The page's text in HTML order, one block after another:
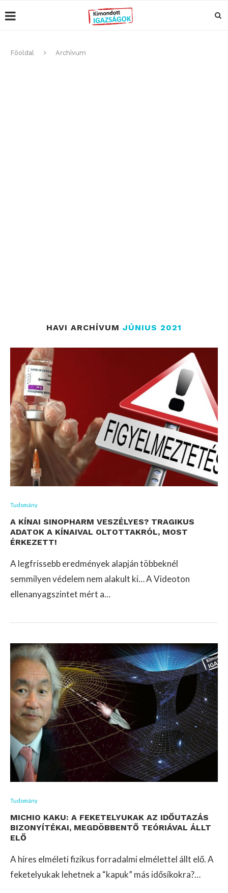
Főoldal Archívum
HAVI ARCHÍVUM JÚNIUS 2021
Tudomány
A KÍNAI SINOPHARM VESZÉLYES? TRAGIKUS
ADATOK A KÍNAIVAL OLTOTTAKRÓL, MOST
ÉRKEZETT!
A legfrissebb eredmények alapján többeknél
semmilyen védelem nem alakult ki… A Videoton
ellenanyagszintet mért a…
Tudomány
MICHIO KAKU: A FEKETELYUKAK AZ IDŐUTAZÁS
BIZONYÍTÉKAI, MEGDÖBBENTŐ TEÓRIÁVAL ÁLLT
ELŐ
A híres elméleti fizikus forradalmi elmélettel állt elő. A
feketelyukak lehetnek a “kapuk” más idősíkokra?…